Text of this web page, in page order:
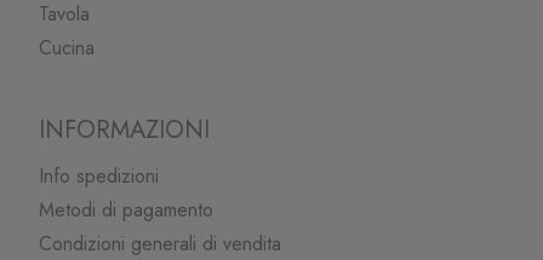
Tavola
Cucina
INFORMAZIONI
Info spedizioni
Metodi di pagamento
Condizioni generali di vendita